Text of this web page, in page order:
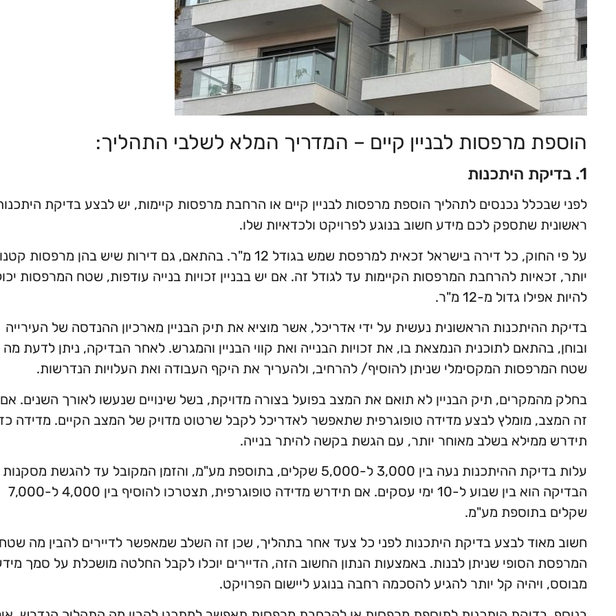
הוספת מרפסות לבניין קיים – המדריך המלא לשלבי התהליך:
1. בדיקת היתכנות
לפני שבכלל נכנסים לתהליך הוספת מרפסות לבניין קיים או הרחבת מרפסות קיימות, יש לבצע בדיקת
ראשונית שתספק לכם מידע חשוב בנוגע לפרויקט ולכדאיות שלו.
על פי החוק, כל דירה בישראל זכאית למרפסת שמש בגודל 12 מ"ר. בהתאם, גם דירות שיש בהן מרפסות
יותר, זכאיות להרחבת המרפסות הקיימות עד לגודל זה. אם יש בבניין זכויות בנייה עודפות, שטח המרפסות
להיות אפילו גדול מ-12 מ"ר.
בדיקת ההיתכנות הראשונית נעשית על ידי אדריכל, אשר מוציא את תיק הבניין מארכיון ההנדסה של העירייה
ובוחן, בהתאם לתוכנית הנמצאת בו, את זכויות הבנייה ואת קווי הבניין והמגרש. לאחר הבדיקה, ניתן לדעת מה
שטח המרפסות המקסימלי שניתן להוסיף/ להרחיב, ולהעריך את היקף העבודה ואת העלויות הנדרשות.
בחלק מהמקרים, תיק הבניין לא תואם את המצב בפועל בצורה מדויקת, בשל שינויים שנעשו לאורך השנים. אם
זה המצב, מומלץ לבצע מדידה טופוגרפית שתאפשר לאדריכל לקבל שרטוט מדויק של המצב הקיים. מדידה
תידרש ממילא בשלב מאוחר יותר, עם הגשת בקשה להיתר בנייה.
עלות בדיקת ההיתכנות נעה בין 3,000 ל-5,000 שקלים, בתוספת מע"מ, והזמן המקובל עד להגשת מסקנות
הבדיקה הוא בין שבוע ל-10 ימי עסקים. אם תידרש מדידה טופוגרפית, תצטרכו להוסיף בין 4,000 ל-7,000
שקלים בתוספת מע"מ.
חשוב מאוד לבצע בדיקת היתכנות לפני כל צעד אחר בתהליך, שכן זה השלב שמאפשר לדיירים להבין מה
המרפסת הסופי שניתן לבנות. באמצעות הנתון החשוב הזה, הדיירים יוכלו לקבל החלטה מושכלת על סמך
מבוסס, ויהיה קל יותר להגיע להסכמה רחבה בנוגע ליישום הפרויקט.